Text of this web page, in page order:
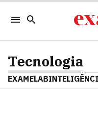
Tecnologia
EXAMELAB